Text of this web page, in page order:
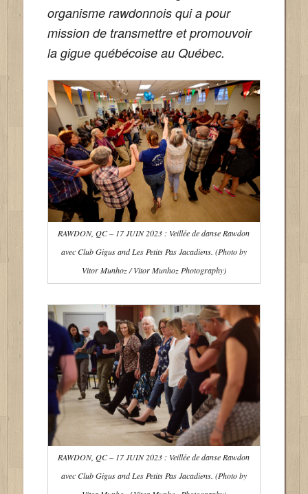
organisme rawdonnois qui a pour
mission de transmettre et promouvoir
la gigue québécoise au Québec.
RAWDON, QC – 17 JUIN 2023 : Veillée de danse Rawdon
avec Club Gigus and Les Petits Pas Jacadiens. (Photo by
Vitor Munhoz / Vitor Munhoz Photography)
RAWDON, QC – 17 JUIN 2023 : Veillée de danse Rawdon
avec Club Gigus and Les Petits Pas Jacadiens. (Photo by